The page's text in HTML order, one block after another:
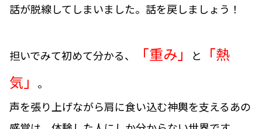
話が脱線してしまいました。話を戻しましょう！
担いでみて初めて分かる、 「重み」 と
「熱
気」
。
声を張り上げながら肩に食い込む神輿を支えるあの